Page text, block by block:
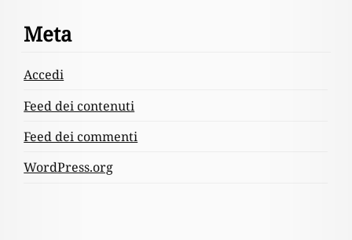
Meta
Accedi
Feed dei contenuti
Feed dei commenti
WordPress.org